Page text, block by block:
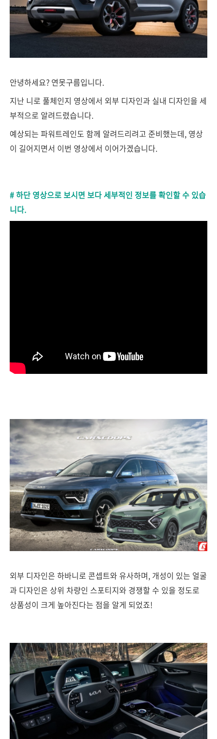
안녕하세요? 연못구름입니다.
지난 니로 풀체인지 영상에서 외부 디자인과 실내 디자인을 세
부적으로 알려드렸습니다.
예상되는 파워트레인도 함께 알려드리려고 준비했는데, 영상
이 길어지면서 이번 영상에서 이어가겠습니다.
# 하단 영상으로 보시면 보다 세부적인 정보를 확인할 수 있습
니다.
외부 디자인은 하바니로 콘셉트와 유사하며, 개성이 있는 얼굴
과 디자인은 상위 차량인 스포티지와 경쟁할 수 있을 정도로
상품성이 크게 높아진다는 점을 알게 되었죠!